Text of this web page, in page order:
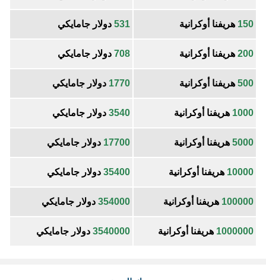
150 هريفنا أوكرانية 531 دولار جامايكي
200 هريفنا أوكرانية 708 دولار جامايكي
500 هريفنا أوكرانية 1770 دولار جامايكي
1000 هريفنا أوكرانية 3540 دولار جامايكي
5000 هريفنا أوكرانية 17700 دولار جامايكي
10000 هريفنا أوكرانية 35400 دولار جامايكي
100000 هريفنا أوكرانية 354000 دولار جامايكي
1000000 هريفنا أوكرانية 3540000 دولار جامايكي